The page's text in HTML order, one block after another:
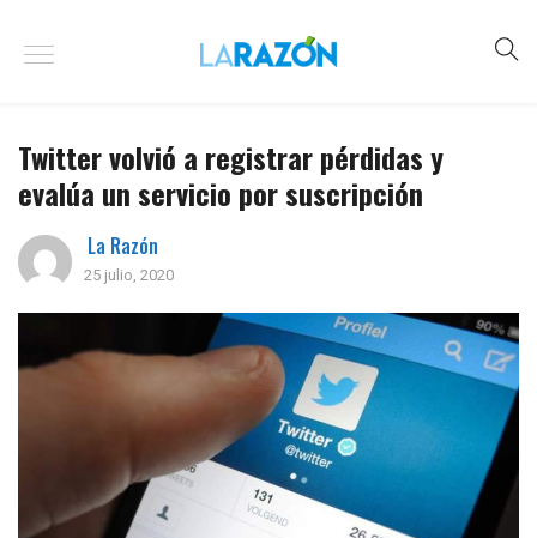
Twitter volvió a registrar pérdidas y
evalúa un servicio por suscripción
La Razón
25 julio, 2020